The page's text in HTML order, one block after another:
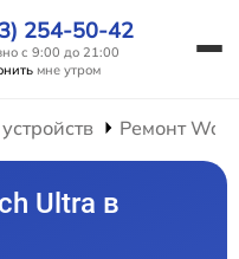
254-50-42
с 9:00 до 21:00
мне утром
Ремонт
Ultra в